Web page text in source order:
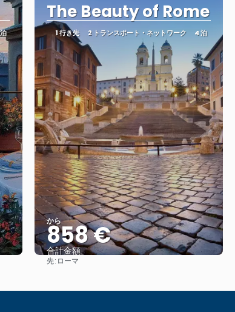
The Beauty of Rome
1 行き先 2 トランスポート・ネットワーク 4 泊
から
858 €
合計金額
先: ローマ